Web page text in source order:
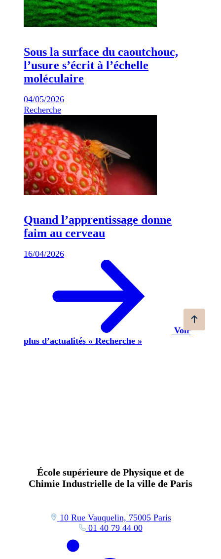
Sous la surface du caoutchouc,
l’usure s’écrit à l’échelle
moléculaire
04/05/2026
Recherche
Quand l’apprentissage donne
faim au cerveau
16/04/2026
Voir
plus d’actualités « Recherche »
École supérieure de Physique et de
Chimie Industrielle de la ville de Paris
10 Rue Vauquelin, 75005 Paris
01 40 79 44 00